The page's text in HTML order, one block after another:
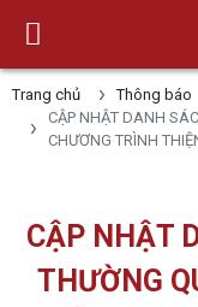
Trang chủ
Thông báo
CẬP NHẬT DANH
CHƯƠNG TRÌNH
CẬP NHẬT
THƯỜNG